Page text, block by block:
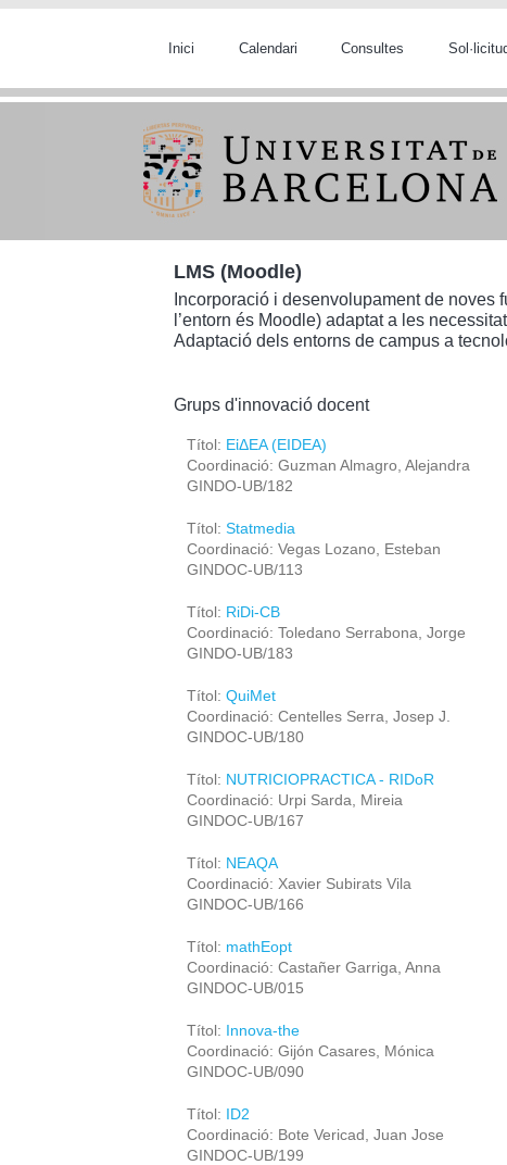
Vés al contingut
Inici Calendari Consultes
LMS (Moodle)
Incorporació i desenvolupament de noves
l’entorn és Moodle) adaptat a les
Adaptació dels entorns de campus a
Grups d'innovació docent
Títol: ΕἰΔEΑ (EIDEA)
Coordinació: Guzman Almagro, Alejandra
GINDO-UB/182
Títol: Statmedia
Coordinació: Vegas Lozano, Esteban
GINDOC-UB/113
Títol: RiDi-CB
Coordinació: Toledano Serrabona, Jorge
GINDO-UB/183
Títol: QuiMet
Coordinació: Centelles Serra, Josep J.
GINDOC-UB/180
Títol: NUTRICIOPRACTICA - RIDoR
Coordinació: Urpi Sarda, Mireia
GINDOC-UB/167
Títol: NEAQA
Coordinació: Xavier Subirats Vila
GINDOC-UB/166
Títol: mathEopt
Coordinació: Castañer Garriga, Anna
GINDOC-UB/015
Títol: Innova-the
Coordinació: Gijón Casares, Mónica
GINDOC-UB/090
Títol: ID2
Coordinació: Bote Vericad, Juan Jose
GINDOC-UB/199